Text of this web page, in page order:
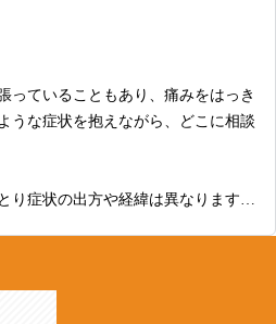
なく、そうした日常との関わりに
環境です。
っていることもあり、痛みをはっき
うな症状を抱えながら、どこに相談
り症状の出方や経緯は異なりますの
状が出てきた、というご経験をさ